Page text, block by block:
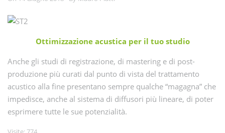
Ottimizzazione acustica per il tuo studio
Anche gli studi di registrazione, di mastering e di post-
produzione più curati dal punto di vista del trattamento
acustico alla fine presentano sempre qualche “magagna” che
impedisce, anche al sistema di diffusori più lineare, di poter
esprimere tutte le sue potenzialità.